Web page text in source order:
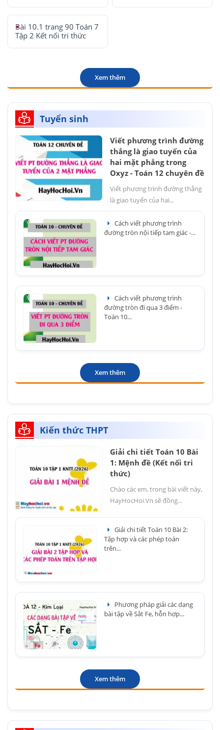
Bài 10.1 trang 90 Toán 7
Tập 2 Kết nối tri thức
Xem thêm
Tuyển sinh
Viết phương trình đường
thẳng là giao tuyến của
hai mặt phẳng trong
Oxyz - Toán 12 chuyên đề
Viết phương trình đường thẳng
là giao tuyến của hai...
Cách viết phương trình
đường tròn nội tiếp tam giác -...
Cách viết phương trình
đường tròn đi qua 3 điểm -
Toán 10...
Xem thêm
Kiến thức THPT
Giải chi tiết Toán 10 Bài
1: Mệnh đề (Kết nối tri
thức)
Chào các em, trong bài viết này,
HayHocHoi.Vn sẽ đồng...
Giải chi tiết Toán 10 Bài 2:
Tập hợp và các phép toán
trên...
Phương pháp giải các dạng
bài tập về Sắt Fe, hỗn hợp...
Xem thêm